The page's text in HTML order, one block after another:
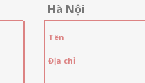
Hà Nội
Tên
Địa chỉ